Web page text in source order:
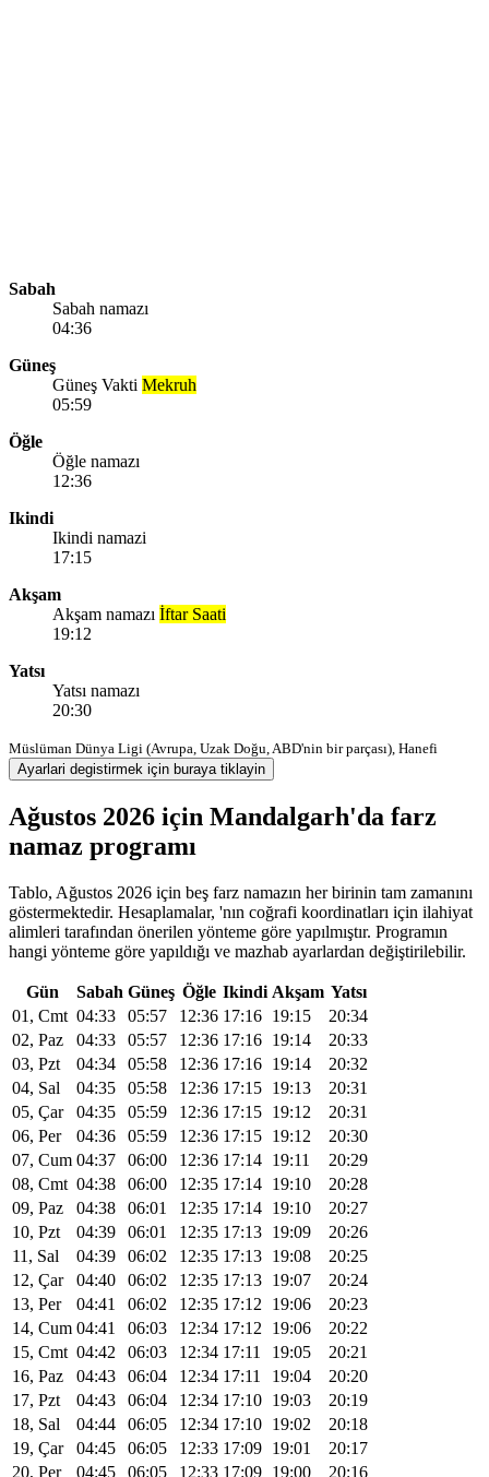
Sabah
Sabah namazı
04:36
Güneş
Güneş Vakti Mekruh
05:59
Öğle
Öğle namazı
12:36
Ikindi
Ikindi namazi
17:15
Akşam
Akşam namazı İftar Saati
19:12
Yatsı
Yatsı namazı
20:30
Müslüman Dünya Ligi (Avrupa, Uzak Doğu, ABD'nin bir parçası), Hanefi
Ayarlari degistirmek için buraya tiklayin
Ağustos 2026 için Mandalgarh'da farz
namaz programı
Tablo, Ağustos 2026 için beş farz namazın her birinin tam zamanını
göstermektedir. Hesaplamalar, 'nın coğrafi koordinatları için ilahiyat
alimleri tarafından önerilen yönteme göre yapılmıştır. Programın
hangi yönteme göre yapıldığı ve mazhab ayarlardan değiştirilebilir.
Gün Sabah Güneş Öğle Ikindi Akşam Yatsı
01, Cmt 04:33 05:57 12:36 17:16 19:15
20:34
02, Paz
04:33 05:57 12:36 17:16 19:14
20:33
03, Pzt
04:34 05:58 12:36 17:16 19:14
20:32
04, Sal
04:35 05:58 12:36 17:15 19:13
20:31
05, Çar
04:35 05:59 12:36 17:15 19:12
20:31
06, Per
04:36 05:59 12:36 17:15 19:12
20:30
07, Cum 04:37 06:00 12:36 17:14 19:11
20:29
08, Cmt 04:38 06:00 12:35 17:14 19:10
20:28
09, Paz
04:38 06:01 12:35 17:14 19:10
20:27
10, Pzt
04:39 06:01 12:35 17:13 19:09
20:26
11, Sal
04:39 06:02 12:35 17:13 19:08
20:25
12, Çar
04:40 06:02 12:35 17:13 19:07
20:24
13, Per
04:41 06:02 12:35 17:12 19:06
20:23
14, Cum 04:41 06:03 12:34 17:12 19:06
20:22
15, Cmt 04:42 06:03 12:34 17:11 19:05
20:21
16, Paz
04:43 06:04 12:34 17:11 19:04
20:20
17, Pzt
04:43 06:04 12:34 17:10 19:03
20:19
18, Sal
04:44 06:05 12:34 17:10 19:02
20:18
19, Çar
04:45 06:05 12:33 17:09 19:01
20:17
20, Per
04:45 06:05 12:33 17:09 19:00 20:16